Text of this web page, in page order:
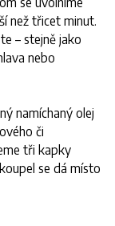
než třicet minut.
– stejně jako
nebo
namíchaný olej
či
tři kapky
se dá místo